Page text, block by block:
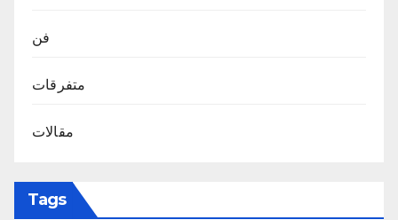
فن
متفرقات
مقالات
Tags